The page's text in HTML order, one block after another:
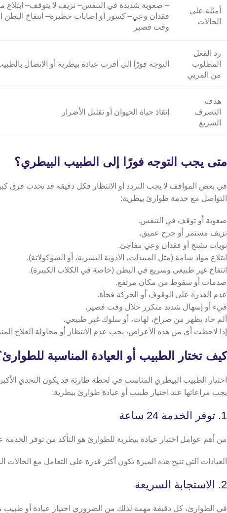
أمثلة على
الحالات
– صعوبة شديدة في التنفس– نزيف لا يتوقف–
فقدان وعي– كسور أو إصابات خطيرة– انتفاخ البطن
وقت قصير
رد الفعل
المطلوب
من المربي
التوجه فورًا إلى أقرب عيادة بيطرية أو الاتصال
هدف
التصرف
السريع
إنقاذ حياة الحيوان أو تقليل الأضرار
متى يجب التوجه فورًا إلى الطبيب البيطري؟
في بعض المواقف لا يجب التردد أو الانتظار فكل دقيقة قد تحدث فرق
التواصل مع خدمة طوارئ بيطرية:
صعوبة أو توقف في التنفس.
نزيف مستمر أو جرح عميق.
نوبات تشنج أو فقدان وعي مفاجئ.
ابتلاع مواد سامة (مثل المبيدات، الأدوية البشرية، أو الشوكولاتة).
انتفاخ غير طبيعي وسريع في البطن (خاصة في الكلاب الكبيرة).
صدمات أو سقوط من مكان مرتفع.
عدم القدرة على الوقوف أو الحركة فجأة.
قيء أو إسهال شديد متكرر خلال وقت قصير.
ألم حاد يظهر من صراخ، لهاث، أو سلوك غير طبيعي.
إذا لاحظت أي من هذه الأعراض، يجب عدم الانتظار أو محاولة العلاج
كيف تختار الطبيب أو العيادة المناسبة
اختيار الطبيب البيطري المناسب في لحظة طارئة قد يكون التحدي
يجب مراعاتها عند اختيار طبيب أو عيادة طوارئ بيطرية:
1. توفر الخدمة 24 ساعة
من أهم عوامل اختيار عيادة بيطرية للطوارئ هو التأكد من توفر الخدمة على مدار 24 ساعة بما في ذلك الأوقات الحرجة مثل منتصف الليل أو أيام
العيادات التي تتيح هذه الميزة تكون أكثر قدرة على التعامل مع
2. الاستجابة السريعة
في الطوارئ، كل دقيقة مهمة لذلك من الضروري اختيار عيادة أو طبيب